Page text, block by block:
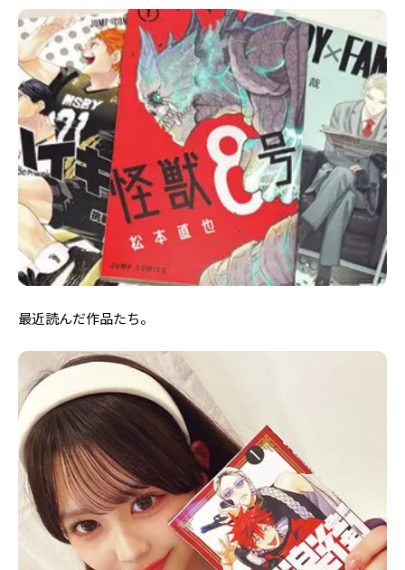
最近読んだ作品たち。